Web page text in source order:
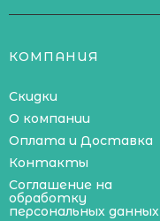
КОМПАНИЯ
Скидки
О компании
Оплата и Доставка
Контакты
Соглашение на
обработку
персональных данных